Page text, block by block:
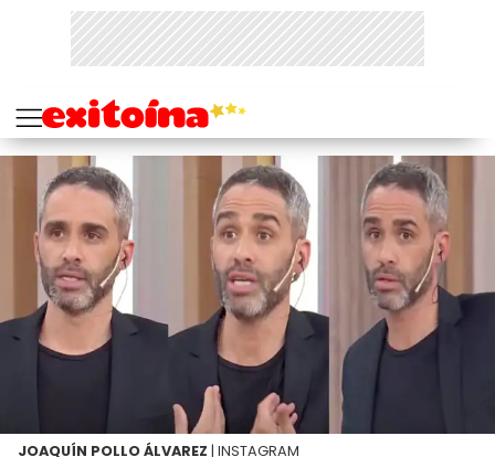
JOAQUÍN POLLO ÁLVAREZ | INSTAGRAM